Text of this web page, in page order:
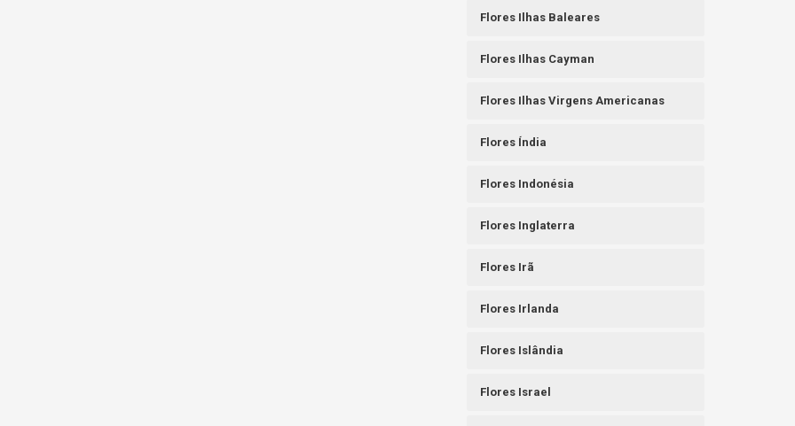
Flores Ilhas Baleares
Flores Ilhas Cayman
Flores Ilhas Virgens Americanas
Flores Índia
Flores Indonésia
Flores Inglaterra
Flores Irã
Flores Irlanda
Flores Islândia
Flores Israel